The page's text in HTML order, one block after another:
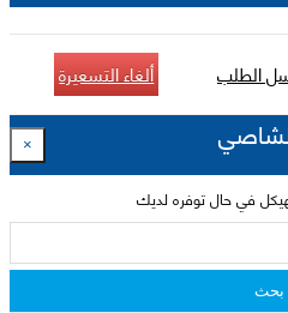
الطلب ألغاء التسعيرة
×
في حال توفره لديك
بحث